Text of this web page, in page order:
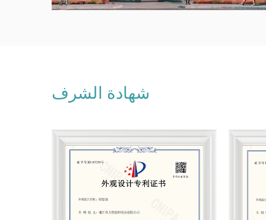
شهادة الشرف